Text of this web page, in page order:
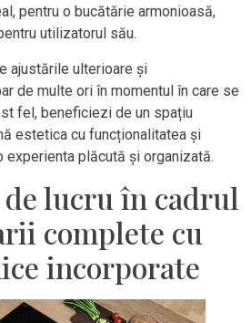
pentru o bucătărie armonioasă,
utilizatorul său.
ajustările ulterioare și
de multe ori în momentul în care se
fel, beneficiezi de un spațiu
estetica cu funcționalitatea și
plăcută și organizată.
lucru în cadrul
complete cu
incorporate